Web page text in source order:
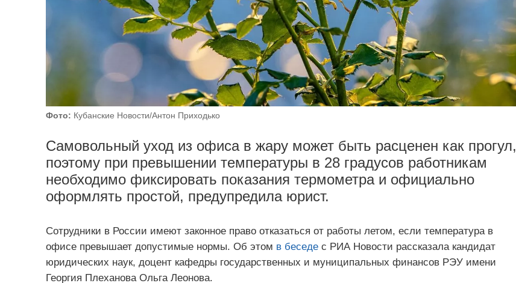
Фото: Кубанские Новости/Антон Приходько
Самовольный уход из офиса в жару может быть расценен как прогул,
поэтому при превышении температуры в 28 градусов работникам
необходимо фиксировать показания термометра и официально
оформлять простой, предупредила юрист.
Сотрудники в России имеют законное право отказаться от работы летом, если температура в
офисе превышает допустимые нормы. Об этом в беседес РИА Новости рассказала кандидат
юридических наук, доцент кафедры государственных и муниципальных финансов РЭУ имени
Георгия Плеханова Ольга Леонова.